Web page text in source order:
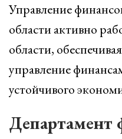
Управление
области активно
области,
управление
устойчивого
Департамент